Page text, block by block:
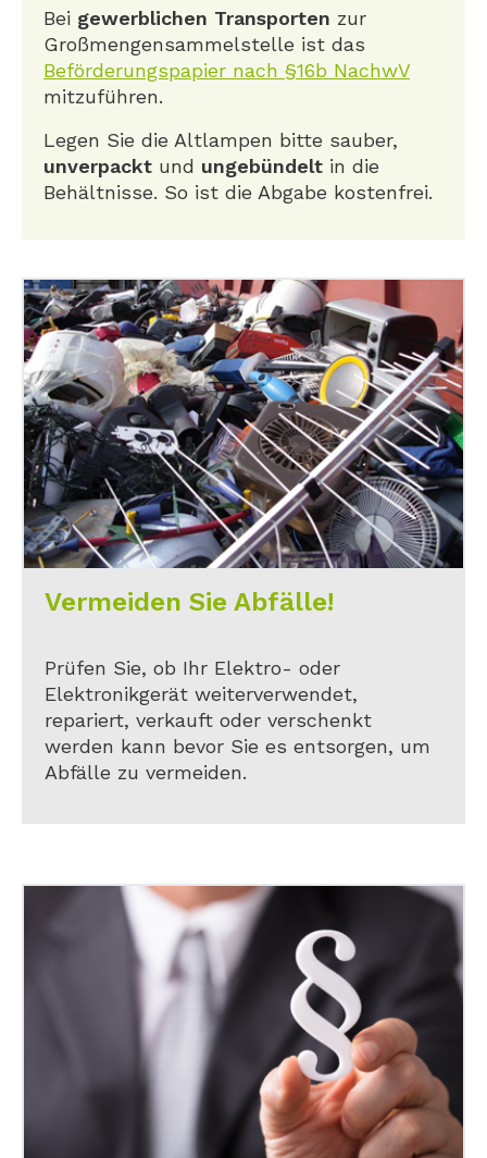
Bei gewerblichen Transporten zur
Großmengensammelstelle ist das
Beförderungspapier nach §16b NachwV
mitzuführen.
Legen Sie die Altlampen bitte sauber,
unverpackt und ungebündelt in die
Behältnisse. So ist die Abgabe kostenfrei.
Vermeiden Sie Abfälle!
Prüfen Sie, ob Ihr Elektro- oder
Elektronikgerät weiterverwendet,
repariert, verkauft oder verschenkt
werden kann bevor Sie es entsorgen, um
Abfälle zu vermeiden.